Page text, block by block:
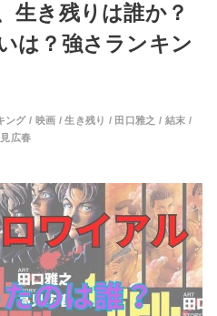
生き残りは誰か？
は？強さランキン
ング/ 映画 /生き残り / 田口雅之 / 結末 /
広春